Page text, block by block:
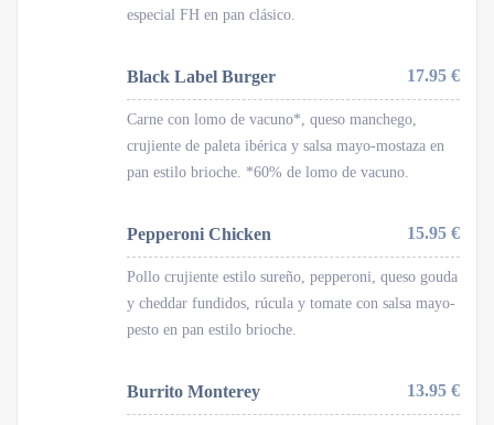
especial FH en pan clásico.
Black Label Burger 17.95 €
Carne con lomo de vacuno*, queso manchego,
crujiente de paleta ibérica y salsa mayo-mostaza en
pan estilo brioche. *60% de lomo de vacuno.
Pepperoni Chicken 15.95 €
Pollo crujiente estilo sureño, pepperoni, queso gouda
y cheddar fundidos, rúcula y tomate con salsa mayo-
pesto en pan estilo brioche.
Burrito Monterey 13.95 €